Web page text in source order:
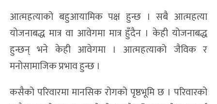
आत्महत्याको बहुआयामिक पक्ष हुन्छ । सबै आत्महत्या
योजनाबद्ध मात्र वा आवेगमा मात्र हुँदैन । केही योजनाबद्ध
हुन्छन् भने केही आवेगमा । आत्महत्याको जैविक र
मनोसामाजिक प्रभाव हुन्छ ।
कसैको परिवारमा मानसिक रोगको पृष्ठभूमि छ । परिवारको